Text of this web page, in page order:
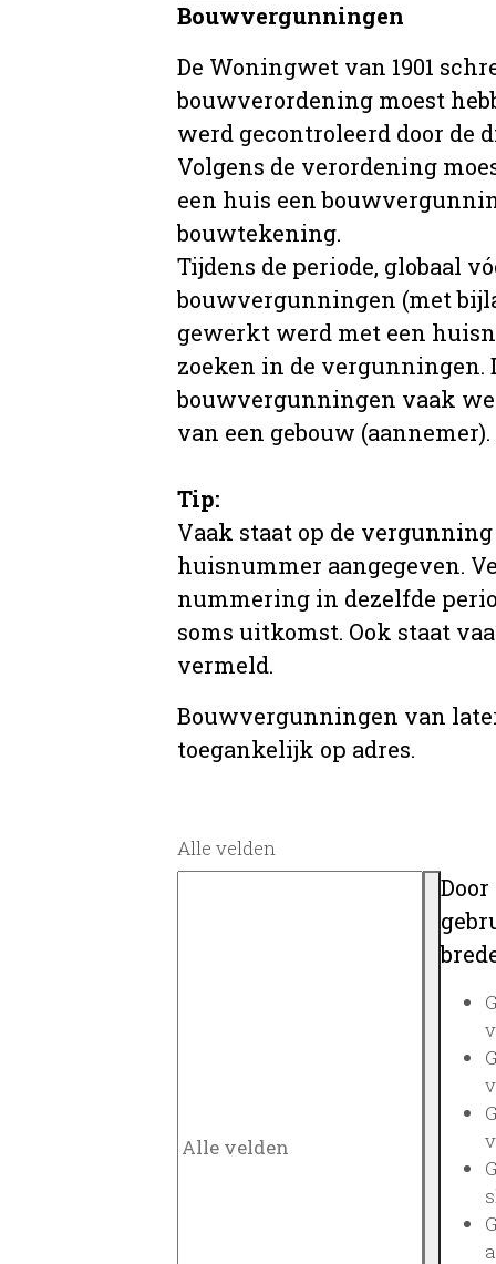
Bouwvergunningen
De Woningwet van 1901
bouwverordening moest
werd gecontroleerd door de
Volgens de verordening
een huis een
bouwtekening.
Tijdens de periode, globaal
bouwvergunningen (met
gewerkt werd met een
zoeken in de vergunningen.
bouwvergunningen vaak
van een gebouw (aannemer).
Tip:
Vaak staat op de
huisnummer aangegeven.
nummering in dezelfde
soms uitkomst. Ook staat
vermeld.
Bouwvergunningen van
toegankelijk op adres.
Alle velden